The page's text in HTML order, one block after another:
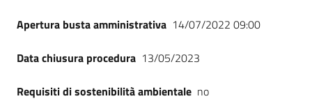
Apertura busta amministrativa 14/07/2022 09:00
Data chiusura procedura 13/05/2023
Requisiti di sostenibilità ambientale no